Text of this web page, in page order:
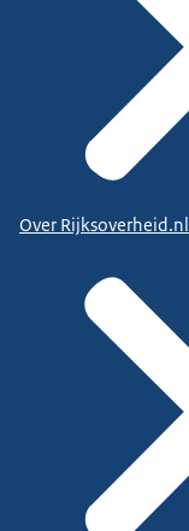
Over Rijksoverheid.nl